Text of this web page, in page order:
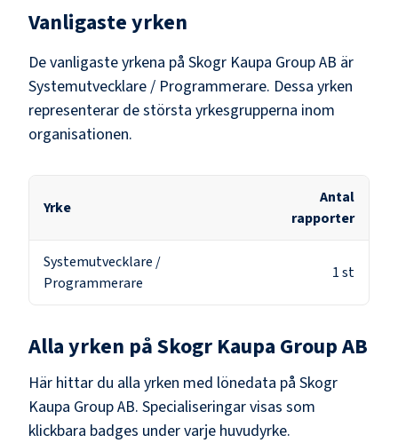
Vanligaste yrken
De vanligaste yrkena på Skogr Kaupa Group AB är
Systemutvecklare / Programmerare. Dessa yrken
representerar de största yrkesgrupperna inom
organisationen.
Yrke
Antal
rapporter
Systemutvecklare /
Programmerare
1st
Alla yrken påSkogr Kaupa Group AB
Här hittar du alla yrken med lönedata på Skogr
Kaupa Group AB. Specialiseringar visas som
klickbara badges under varje huvudyrke.